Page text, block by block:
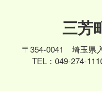
三芳
〒354-0041 埼玉県
TEL：049-274-